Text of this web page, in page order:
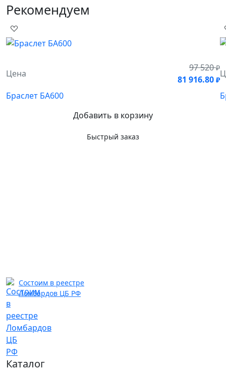
Рекомендуем
Цена
97 520₽
81 916.80 ₽
Браслет БА600
Добавить в корзину
Быстрый заказ
Состоим в реестре
Ломбардов ЦБ РФ
Каталог